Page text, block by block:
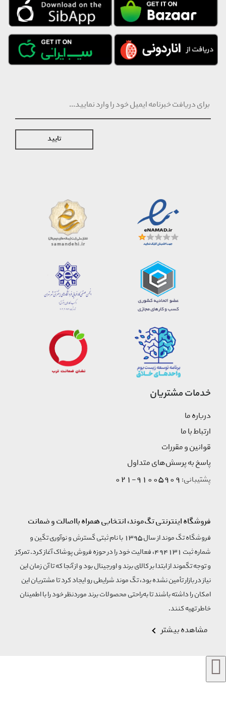
تایید
خدمات مشتریان
درباره ما
ارتباط با ما
قوانین و مقررات
پاسخ به پرسش‌های متداول
پشتیبانی:91005909-021
فروشگاه اینترنتی تگ‌موند، انتخابی همراه بااصالت و ضمانت
فروشگاه تگ موند از سال 1395 با نام ثبتی گسترش و نوآوری تگین و
شماره ثبت 494131، فعالیت خود را در حوزه فروش پوشاک آغاز کرد. تمرکز
و توجه تگموند از ابتدا بر کالای برند و اورجینال بود و از آنجا که تا آن زمان این
نیاز در بازار تأمین نشده بود، تگ موند شرایطی رو ایجاد کرد تا مشتریان این
امکان را داشته باشند تا به‌راحتی محصولات برند مورد‌نظر خود را با اطمینان
خاطر تهیه کنند.
مشاهده بیشتر